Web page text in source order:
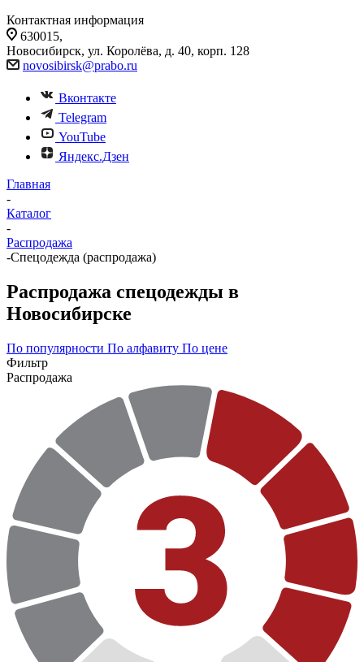
Контактная информация
630015,
Новосибирск, ул. Королёва, д. 40, корп. 128
novosibirsk@prabo.ru
Вконтакте
Telegram
YouTube
Яндекс.Дзен
Главная
-
Каталог
-
Распродажа
-Спецодежда (распродажа)
Распродажа спецодежды в
Новосибирске
По популярности По алфавиту По цене
Фильтр
Распродажа